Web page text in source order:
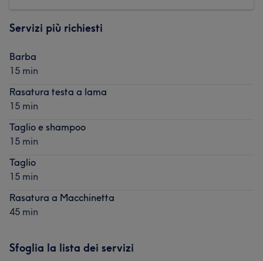
Servizi più richiesti
Barba
15 min
Rasatura testa a lama
15 min
Taglio e shampoo
15 min
Taglio
15 min
Rasatura a Macchinetta
45 min
Sfoglia la lista dei servizi